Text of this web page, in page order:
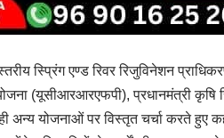
स्प्रिंग एण्ड रिवर रिजुविनेशन
(यूसीआरआरएफपी), प्रधानमंत्री कृषि
अन्य योजनाओं पर विस्तृत चर्चा करते हुए